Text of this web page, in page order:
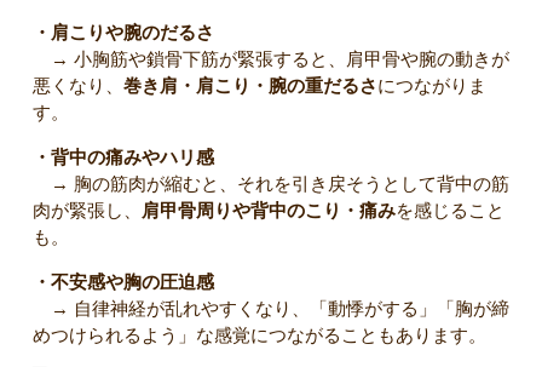
・肩こりや腕のだるさ
→ 小胸筋や鎖骨下筋が緊張すると、肩甲骨や腕の動きが
悪くなり、 巻き肩・肩こり・腕の重だるさにつながりま
す。
・背中の痛みやハリ感
→ 胸の筋肉が縮むと、それを引き戻そうとして背中の筋
肉が緊張し、
肩甲骨周りや背中のこり・痛みを感じること
も。
・不安感や胸の圧迫感
→ 自律神経が乱れやすくなり、「動悸がする」「胸が締
めつけられるよう」な感覚につながることもあります。